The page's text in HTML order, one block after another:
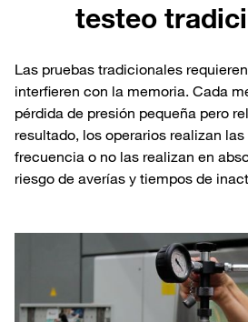
testeo
Las pruebas tradicionales
interfieren con la memoria. Cada
pérdida de presión pequeña pero
resultado, los operarios realizan
frecuencia o no las realizan en
riesgo de averías y tiempos de